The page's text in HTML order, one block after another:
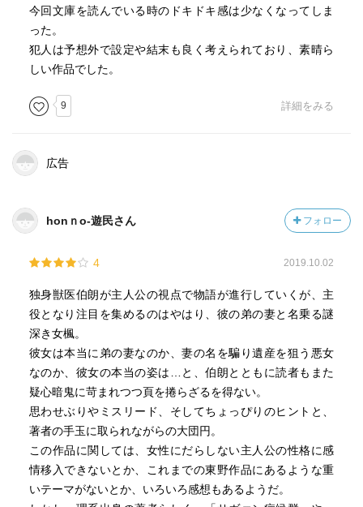
今回文庫を読んでいる時のドキドキ感は少なくなってしま
った。
犯人は予想外で設定や結末も良く考えられており、素晴ら
しい作品でした。
9 詳細をみる
広告
honｎo-遊民さん フォロー
4 2019.10.02
独身獣医伯朗が主人公の視点で物語が進行していくが、主
役となり注目を集めるのはやはり、彼の弟の妻と名乗る謎
深き女楓。
彼女は本当に弟の妻なのか、妻の名を騙り遺産を狙う悪女
なのか、彼女の本当の姿は…と、伯朗とともに読者もまた
疑心暗鬼に苛まれつつ頁を捲らざるを得ない。
思わせぶりやミスリード、そしてちょっぴりのヒントと、
著者の手玉に取られながらの大団円。
この作品に関しては、女性にだらしない主人公の性格に感
情移入できないとか、これまでの東野作品にあるような重
いテーマがないとか、いろいろ感想もあるようだ。